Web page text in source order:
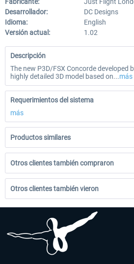
Desarrollador:
DC Designs
Idioma:
English
Versión actual:
1.02
Descripción
The new P3D/FSX Concorde developed
highly detailed 3D model based on...más
Requerimientos del sistema
más
Productos similares
Otros clientes también compraron
Otros clientes también vieron